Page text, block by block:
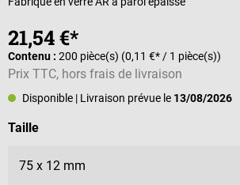
21,54 €*
Contenu : 200 pièce(s) (0,11 €* / 1 pièce(s))
Prix TTC, hors frais de livraison
Disponible | Livraison prévue le 13/08/2026
Sélectionnez
Taille